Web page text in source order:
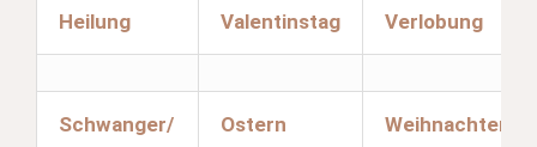
Heilung
Valentinstag
Verlobung
Schwanger/
Ostern Weihnachten